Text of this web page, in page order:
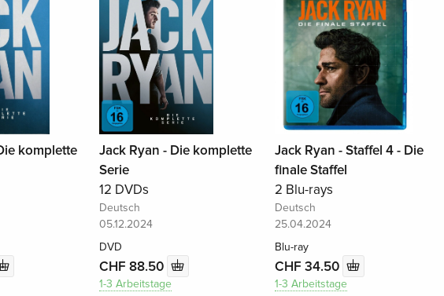
komplette
Jack Ryan - Die komplette
Serie
12 DVDs
Deutsch
05.12.2024
DVD
CHF 88.50
1-3 Arbeitstage
Jack Ryan - Staffel 4 - Die
finale Staffel
2 Blu-rays
Deutsch
25.04.2024
Blu-ray
CHF 34.50
1-3 Arbeitstage